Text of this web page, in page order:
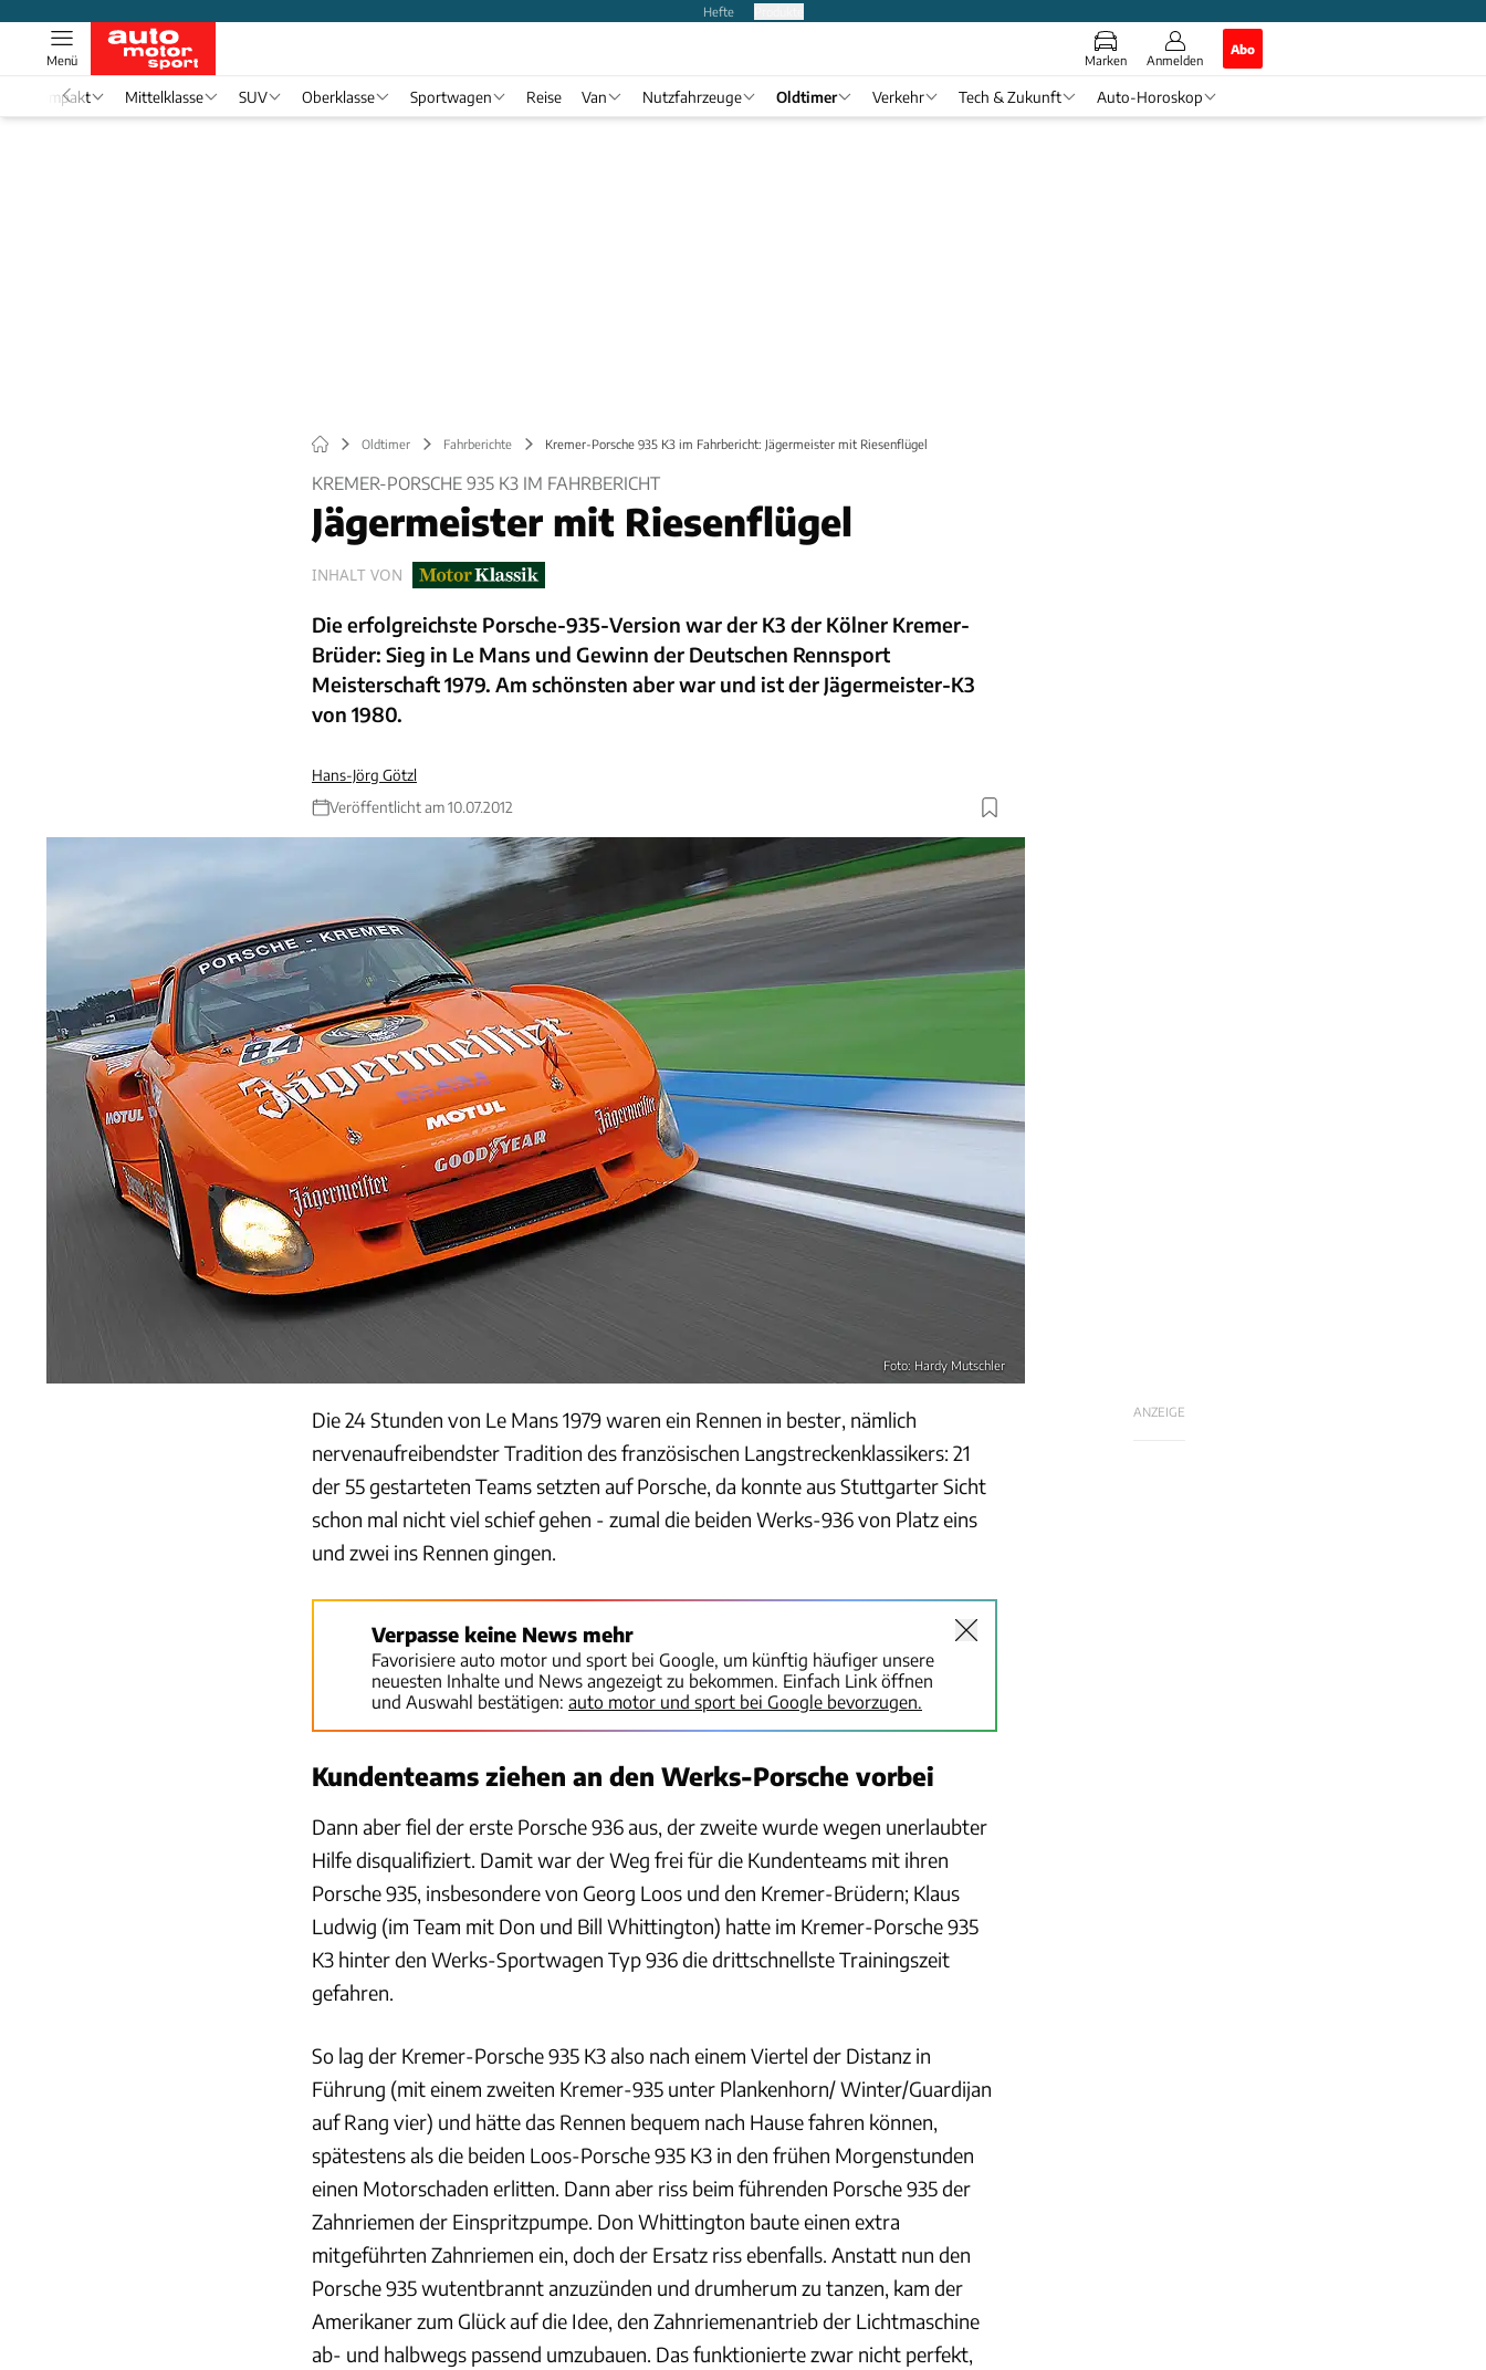
Hefte
Marken Anmelden
Abo
Menü
Kompakt Mittelklasse SUV Oberklasse Sportwagen Reise Van Nutzfahrzeuge Oldtimer Verkehr Tech & Zukunft Auto-Horoskop
Oldtimer Fahrberichte Kremer-Porsche 935 K3 im Fahrbericht: Jägermeister mit Riesenflügel
KREMER-PORSCHE 935 K3 IM FAHRBERICHT
Jägermeister mit Riesenflügel
INHALT VON
Die erfolgreichste Porsche-935-Version war der K3 der Kölner Kremer-
Brüder: Sieg in Le Mans und Gewinn der Deutschen Rennsport
Meisterschaft 1979. Am schönsten aber war und ist der Jägermeister-K3
von 1980.
Hans-Jörg Götzl
Veröffentlicht am 10.07.2012
Foto: Hardy Mutschler
ANZEIGE
Die 24 Stunden von Le Mans 1979 waren ein Rennen in bester, nämlich
nervenaufreibendster Tradition des französischen Langstreckenklassikers: 21
der 55 gestarteten Teams setzten auf Porsche, da konnte aus Stuttgarter Sicht
schon mal nicht viel schief gehen - zumal die beiden Werks-936 von Platz eins
und zwei ins Rennen gingen.
Verpasse keine News mehr
Favorisiere auto motor und sport bei Google, um künftig häufiger unsere
neuesten Inhalte und News angezeigt zu bekommen. Einfach Link öffnen
und Auswahl bestätigen: auto motor und sport bei Google bevorzugen.
Kundenteams ziehen an den Werks-Porsche vorbei
Dann aber fiel der erste Porsche 936 aus, der zweite wurde wegen unerlaubter
Hilfe disqualifiziert. Damit war der Weg frei für die Kundenteams mit ihren
Porsche 935, insbesondere von Georg Loos und den Kremer-Brüdern; Klaus
Ludwig (im Team mit Don und Bill Whittington) hatte im Kremer-Porsche 935
K3 hinter den Werks-Sportwagen Typ 936 die drittschnellste Trainingszeit
gefahren.
So lag der Kremer-Porsche 935 K3 also nach einem Viertel der Distanz in
Führung (mit einem zweiten Kremer-935 unter Plankenhorn/ Winter/Guardijan
auf Rang vier) und hätte das Rennen bequem nach Hause fahren können,
spätestens als die beiden Loos-Porsche 935 K3 in den frühen Morgenstunden
einen Motorschaden erlitten. Dann aber riss beim führenden Porsche 935 der
Zahnriemen der Einspritzpumpe. Don Whittington baute einen extra
mitgeführten Zahnriemen ein, doch der Ersatz riss ebenfalls. Anstatt nun den
Porsche 935 wutentbrannt anzuzünden und drumherum zu tanzen, kam der
Amerikaner zum Glück auf die Idee, den Zahnriemenantrieb der Lichtmaschine
ab- und halbwegs passend umzubauen. Das funktionierte zwar nicht perfekt,